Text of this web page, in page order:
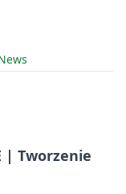
| Tworzenie